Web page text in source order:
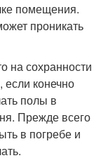
помещения.
проникать
на сохранности
конечно
полы в
Прежде всего
в погребе и